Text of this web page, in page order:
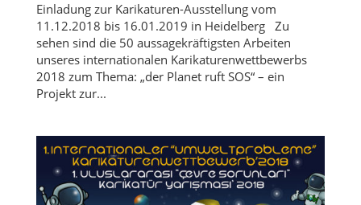
Einladung zur Karikaturen-Ausstellung vom
11.12.2018 bis 16.01.2019 in Heidelberg Zu
sehen sind die 50 aussagekräftigsten Arbeiten
unseres internationalen Karikaturenwettbewerbs
2018 zum Thema: „der Planet ruft SOS“ – ein
Projekt zur...